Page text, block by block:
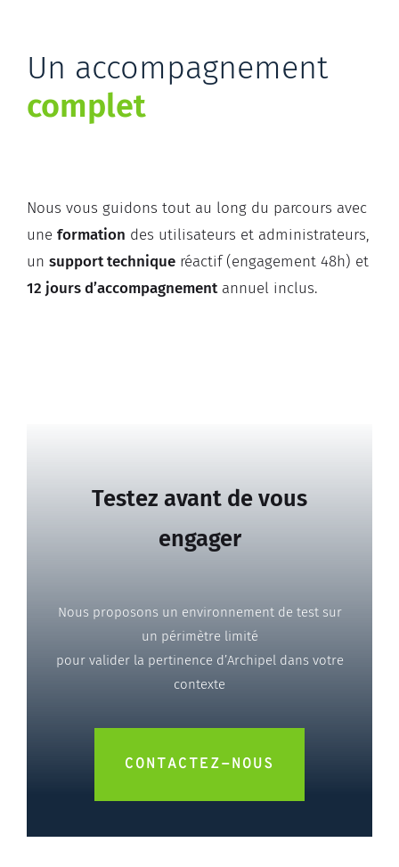
Un accompagnement
complet
Nous vous guidons tout au long du parcours avec
une formation des utilisateurs et administrateurs,
un support techniqueréactif(engagement 48h) et
12 jours d’accompagnementannuel inclus.
Testez avant de vous
engager
Nous proposons un environnement de test sur
un périmètre limité
pour valider la pertinence d’Archipel dans votre
contexte
CONTACTEZ-NOUS